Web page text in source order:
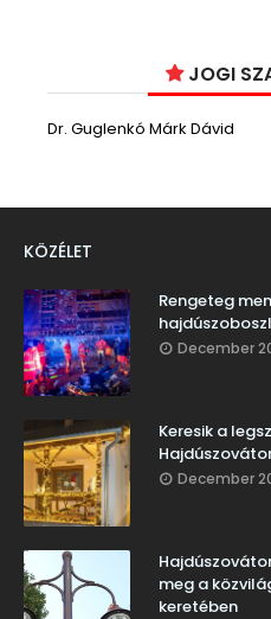
JOGI
Dr. Guglenkó Márk Dávid
KÖZÉLET
Rengeteg
December
Keresik a
December
meg a
keretében